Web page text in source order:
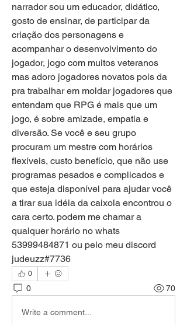
narrador sou um educador, didático,
gosto de ensinar, de participar da
criação dos personagens e
acompanhar o desenvolvimento do
jogador, jogo com muitos veteranos
mas adoro jogadores novatos pois da
pra trabalhar em moldar jogadores que
entendam que RPG é mais que um
jogo, é sobre amizade, empatia e
diversão. Se você e seu grupo
procuram um mestre com horários
flexíveis, custo benefício, que não use
programas pesados e complicados e
que esteja disponível para ajudar você
a tirar sua idéia da caixola encontrou o
cara certo. podem me chamar a
qualquer horário no whats
53999484871 ou pelo meu discord
judeuzz#7736
0
0 70
Write a comment...